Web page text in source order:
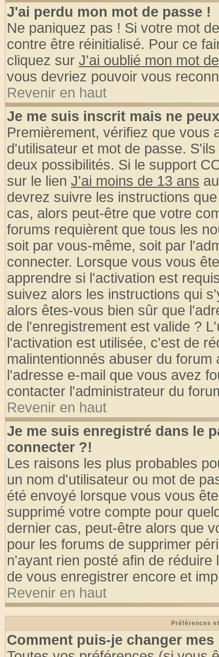
J'ai perdu mon mot de passe !
Ne paniquez pas ! Si votre mot
contre être réinitialisé. Pour ce
cliquez sur J'ai oublié mon mot
vous devriez pouvoir vous
Revenir en haut
Je me suis inscrit mais ne
Premièrement, vérifiez que vous
d'utilisateur et mot de passe.
deux possibilités. Si le support
sur le lien J'ai moins de 13 ans
devrez suivre les instructions
cas, alors peut-être que votre
forums requièrent que tous les
soit par vous-même, soit par
connecter. Lorsque vous vous
apprendre si l'activation est
suivez alors les instructions qui
alors êtes-vous bien sûr que
de l'enregistrement est valide ?
l'activation est utilisée, c'est de
malintentionnés abuser du
l'adresse e-mail que vous avez
contacter l'administrateur du
Revenir en haut
Je me suis enregistré dans le
connecter ?!
Les raisons les plus probables
un nom d'utilisateur ou mot de
été envoyé lorsque vous vous
supprimé votre compte pour
dernier cas, peut-être alors que
pour les forums de supprimer
n'ayant rien posté afin de
de vous enregistrer encore et
Revenir en haut
Préférences
Comment puis-je changer mes